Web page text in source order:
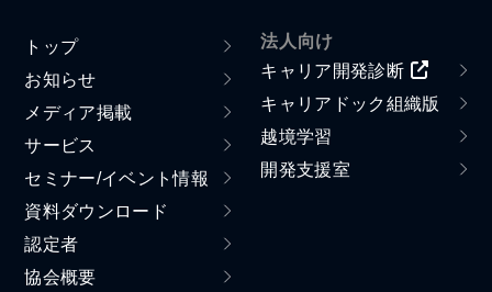
トップ
お知らせ
メディア掲載
サービス
セミナー/イベント情報
資料ダウンロード
認定者
協会概要
法人向け
キャリア開発診断
キャリアドック組織版
越境学習
開発支援室